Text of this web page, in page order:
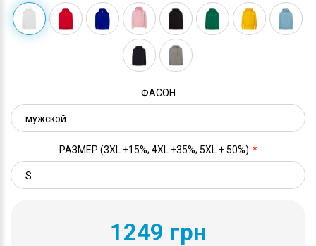
ФАСОН
РАЗМЕР (3XL +15%; 4XL +35%; 5XL + 50%)
1249 грн